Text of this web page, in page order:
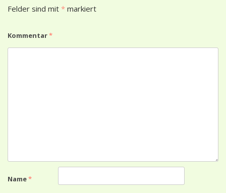
Felder sind mit * markiert
Kommentar*
Name*